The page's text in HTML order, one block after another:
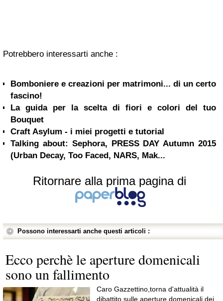
Potrebbero interessarti anche :
Bomboniere e creazioni per matrimoni... di un certo
fascino!
La guida per la scelta di fiori e colori del tuo
Bouquet
Craft Asylum - i miei progetti e tutorial
Talking about: Sephora, PRESS DAY Autumn 2015
(Urban Decay, Too Faced, NARS, Mak...
Ritornare alla prima pagina di
Possono interessarti anche questi articoli :
Ecco perchè le aperture domenicali
sono un fallimento
Caro Gazzettino,torna d'attualità il
dibattito sulle aperture domenicali dei